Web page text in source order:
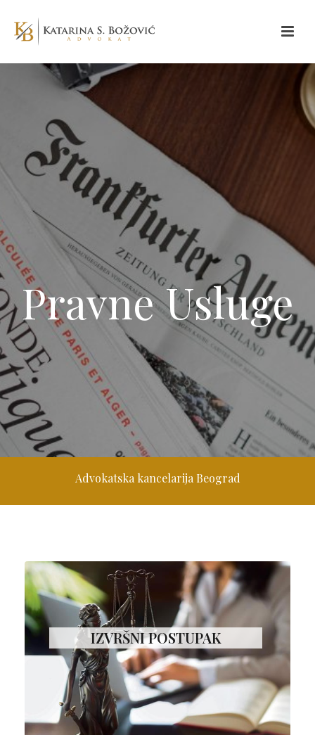
Pravne Usluge
Advokatska kancelarija Beograd
IZVRŠNI POSTUPAK